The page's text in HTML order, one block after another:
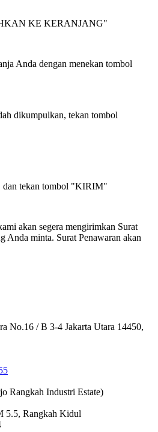
KE KERANJANG"
Anda dengan menekan tombol
dikumpulkan, tekan tombol
dan tekan tombol "KIRIM"
akan segera mengirimkan Surat
Anda minta. Surat Penawaran akan
No.16 / B 3-4 Jakarta Utara 14450,
Rangkah Industri Estate)
5.5, Rangkah Kidul